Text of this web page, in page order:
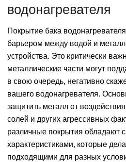
водонагревателя
Покрытие бака
барьером между водой и
устройства. Это критически
металлические части могут
в свою очередь, негативно
вашего водонагревателя.
защитить металл от
солей и других агрессивных
различные покрытия обладают
характеристиками, которые
подходящими для разных